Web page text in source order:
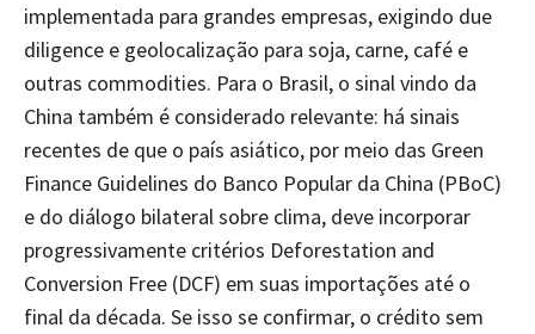
implementada para grandes empresas, exigindo due
diligence e geolocalização para soja, carne, café e
outras commodities. Para o Brasil, o sinal vindo da
China também é considerado relevante: há sinais
recentes de que o país asiático, por meio das Green
Finance Guidelines do Banco Popular da China (PBoC)
e do diálogo bilateral sobre clima, deve incorporar
progressivamente critérios Deforestation and
Conversion Free (DCF) em suas importações até o
final da década. Se isso se confirmar, o crédito sem